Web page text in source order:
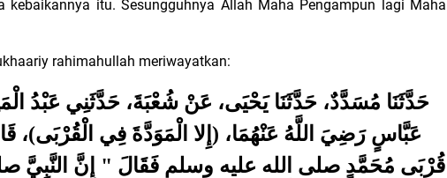
kebaikannya itu. Sesungguhnya Allah Maha Pengampun lagi Maha
rahimahullah meriwayatkan:
حَدَّثَنَا مُسَدَّدٌ، حَدَّثَنَا يَحْيَى، عَنْ شُعْبَةَ، حَدَّثَنِي عَبْدُ
عَبَّاسٍ رَضِيَ اللَّهُ عَنْهُمَا، (إِلا الْمَوَدَّةَ فِي الْقُرْبَى)،
قُرْبَى مُحَمَّدٍ صلى الله عليه وسلم فَقَالَ " إِنَّ النَّبِيَّ